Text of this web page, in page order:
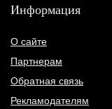
Информация
О сайте
Партнерам
Обратная связь
Рекламодателям